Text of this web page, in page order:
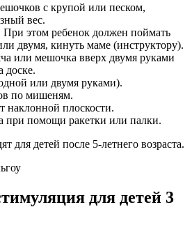
с крупой или песком,
вес.
этом ребенок должен поймать
двумя, кинуть маме (инструктору).
или мешочка вверх двумя руками
доске.
или двумя руками).
по мишеням.
наклонной плоскости.
при помощи ракетки или палки.
для детей после 5-летнего возраста.
для детей 3